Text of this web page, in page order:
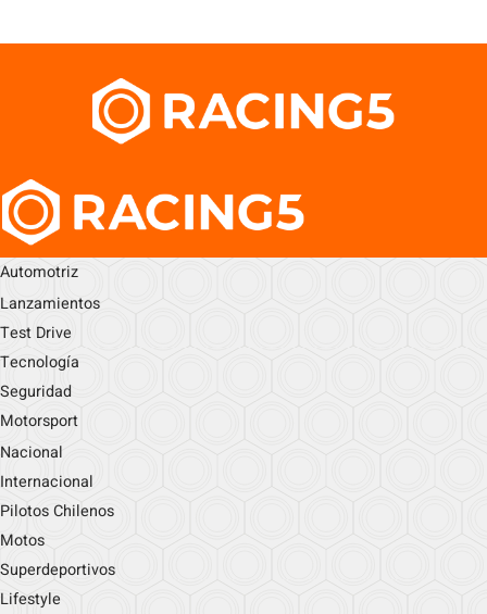
Automotriz
Lanzamientos
Test Drive
Tecnología
Seguridad
Motorsport
Nacional
Internacional
Pilotos Chilenos
Motos
Superdeportivos
Lifestyle